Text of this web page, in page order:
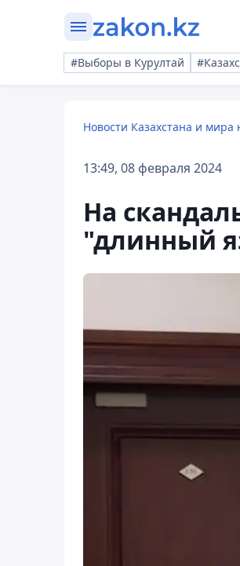
#Выборы в Курултай
Новости Казахстана и мира
13:49, 08 февраля 2024
На
"длинный